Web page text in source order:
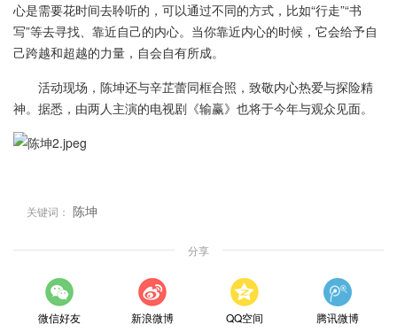
心是需要花时间去聆听的，可以通过不同的方式，比如“行走”“书
写”等去寻找、靠近自己的内心。当你靠近内心的时候，它会给予自
己跨越和超越的力量，自会自有所成。
活动现场，陈坤还与辛芷蕾同框合照，致敬内心热爱与探险精
神。据悉，由两人主演的电视剧《输赢》也将于今年与观众见面。
关键词： 陈坤
分享
微信好友 新浪微博 QQ空间 腾讯微博